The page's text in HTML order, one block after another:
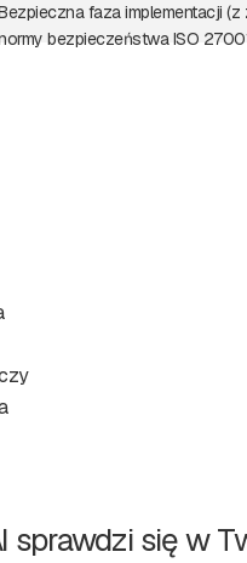
faza implementacji
bezpieczeństwa ISO
sprawdzi się w